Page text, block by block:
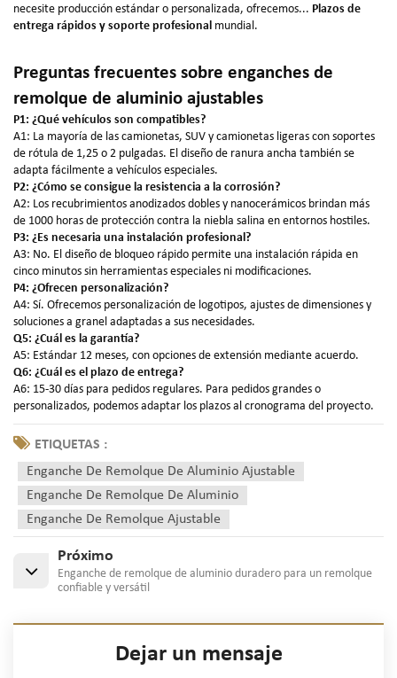
necesite producción estándar o personalizada, ofrecemos... Plazos de
entrega rápidos y soporte profesional mundial.
Preguntas frecuentes sobre enganches de
remolque de aluminio ajustables
P1: ¿Qué vehículos son compatibles?
A1: La mayoría de las camionetas, SUV y camionetas ligeras con soportes
de rótula de 1,25 o 2 pulgadas. El diseño de ranura ancha también se
adapta fácilmente a vehículos especiales.
P2: ¿Cómo se consigue la resistencia a la corrosión?
A2: Los recubrimientos anodizados dobles y nanocerámicos brindan más
de 1000 horas de protección contra la niebla salina en entornos hostiles.
P3: ¿Es necesaria una instalación profesional?
A3: No. El diseño de bloqueo rápido permite una instalación rápida en
cinco minutos sin herramientas especiales ni modificaciones.
P4: ¿Ofrecen personalización?
A4: Sí. Ofrecemos personalización de logotipos, ajustes de dimensiones y
soluciones a granel adaptadas a sus necesidades.
Q5: ¿Cuál es la garantía?
A5: Estándar 12 meses, con opciones de extensión mediante acuerdo.
Q6: ¿Cuál es el plazo de entrega?
A6: 15-30 días para pedidos regulares. Para pedidos grandes o
personalizados, podemos adaptar los plazos al cronograma del proyecto.
ETIQUETAS :
Enganche De Remolque De Aluminio Ajustable
Enganche De Remolque De Aluminio
Enganche De Remolque Ajustable
Próximo
Enganche de remolque de aluminio duradero para un remolque
confiable y versátil
Dejar un mensaje